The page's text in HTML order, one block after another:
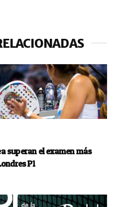
superan el examen más
P1